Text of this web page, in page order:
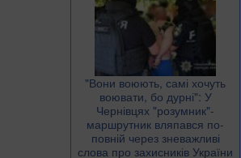
​"Вони воюють, самі хочуть
воювати, бо дурні": У
Чернівцях "розумник"-
маршрутник вляпався по-
повній через зневажливі
слова про захисників України